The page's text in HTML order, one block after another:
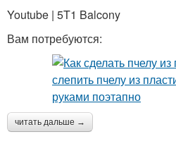
Youtube | 5T1 Balcony
Вам потребуются:
читать дальше →